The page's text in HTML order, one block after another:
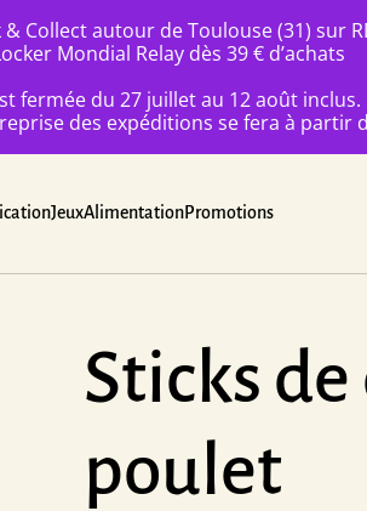
& Collect autour de Toulouse (31) sur
Mondial Relay dès 39 € d’achats
fermée du 27 juillet au 12 août inclus.
des expéditions se fera à partir
JeuxAlimentationPromotions
Sticks
poulet